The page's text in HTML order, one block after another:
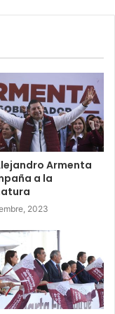
Armenta
a la
2023